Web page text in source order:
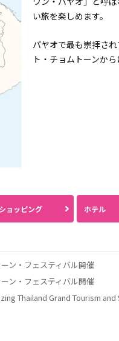
い旅を楽しめます。
パヤオで最も崇拝さ
ト・チョムトーンか
ョッピング ホテル
ン・フェスティバル開催
ン・フェスティバル開催
Thailand Grand Tourism